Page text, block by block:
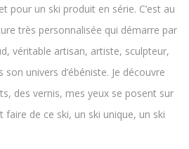
pour un ski produit en série. C’est au
très personnalisée qui démarre par
véritable artisan, artiste, sculpteur,
univers d’ébéniste. Je découvre
des vernis, mes yeux se posent sur
de ce ski, un ski unique, un ski